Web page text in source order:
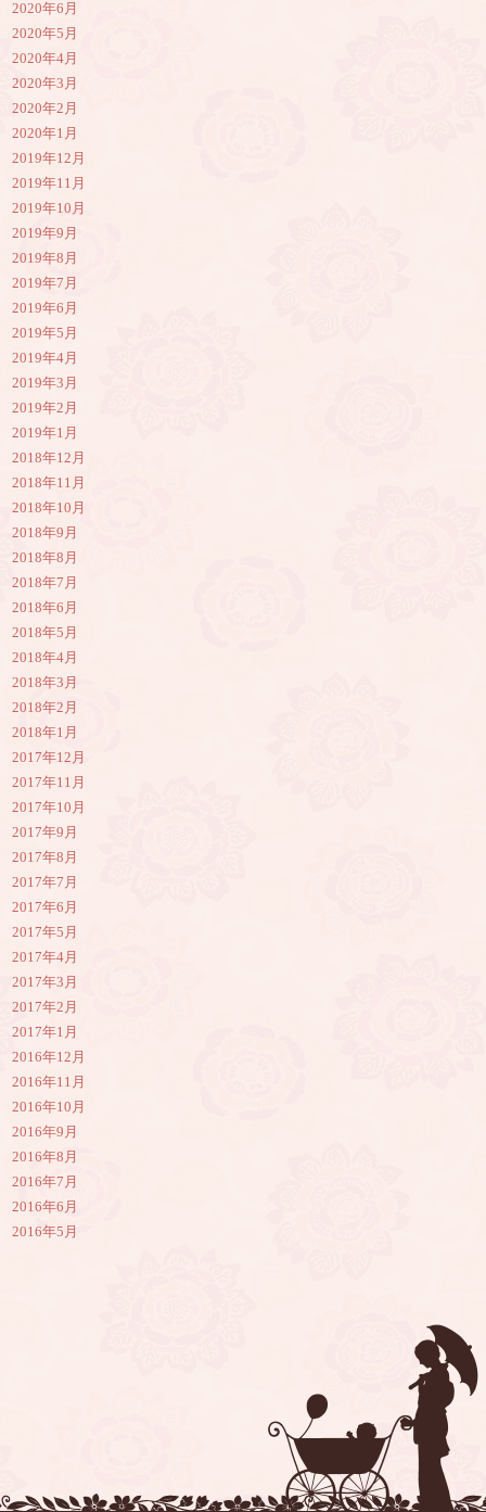
2020年6月
2020年5月
2020年4月
2020年3月
2020年2月
2020年1月
2019年12月
2019年11月
2019年10月
2019年9月
2019年8月
2019年7月
2019年6月
2019年5月
2019年4月
2019年3月
2019年2月
2019年1月
2018年12月
2018年11月
2018年10月
2018年9月
2018年8月
2018年7月
2018年6月
2018年5月
2018年4月
2018年3月
2018年2月
2018年1月
2017年12月
2017年11月
2017年10月
2017年9月
2017年8月
2017年7月
2017年6月
2017年5月
2017年4月
2017年3月
2017年2月
2017年1月
2016年12月
2016年11月
2016年10月
2016年9月
2016年8月
2016年7月
2016年6月
2016年5月